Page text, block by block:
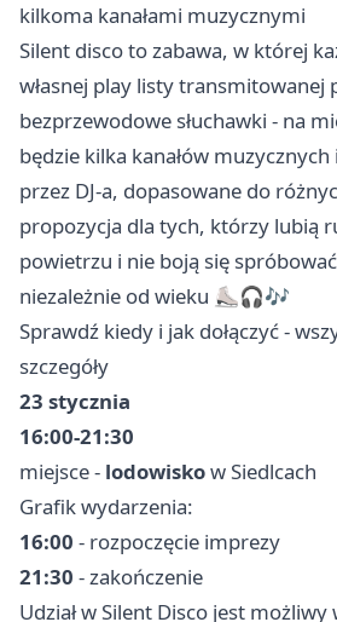
kilkoma kanałami muzycznymi
Silent disco to zabawa, w której
własnej play listy transmitowanej
bezprzewodowe słuchawki - na
będzie kilka kanałów
przez DJ-a, dopasowane do
propozycja dla tych, którzy lubią
powietrzu i nie boją się
niezależnie od wieku ⛸️🎧🎶
Sprawdź kiedy i jak dołączyć -
szczegóły
23 stycznia
16:00-21:30
miejsce - lodowiskow Siedlcach
Grafik wydarzenia:
16:00 - rozpoczęcie imprezy
21:30 - zakończenie
Udział w Silent Disco jest możliwy